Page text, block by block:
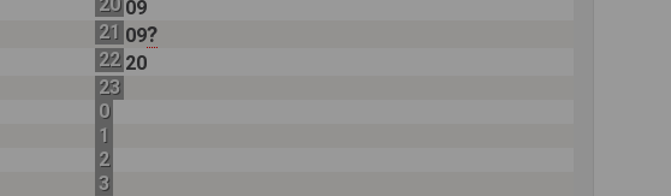
09
21 09?
22 20
23
0
1
2
3